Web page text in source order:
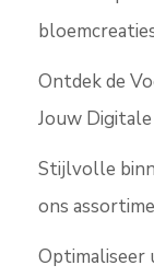
Ontdek de
Jouw
Stijlvolle
ons
Optimaliseer